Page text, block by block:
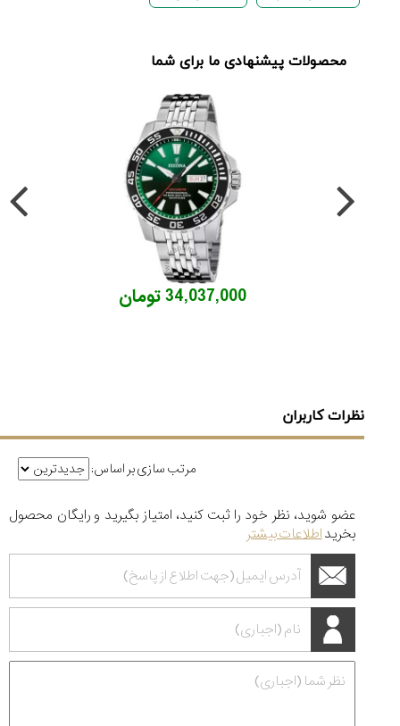
محصولات پیشنهادی ما برای شما
34,037,000 تومان
نظرات کاربران
مرتب سازی بر اساس:
عضو شوید، نظر خود را ثبت کنید، امتیاز بگیرید و رایگان محصول
بخریداطلاعات بیشتر